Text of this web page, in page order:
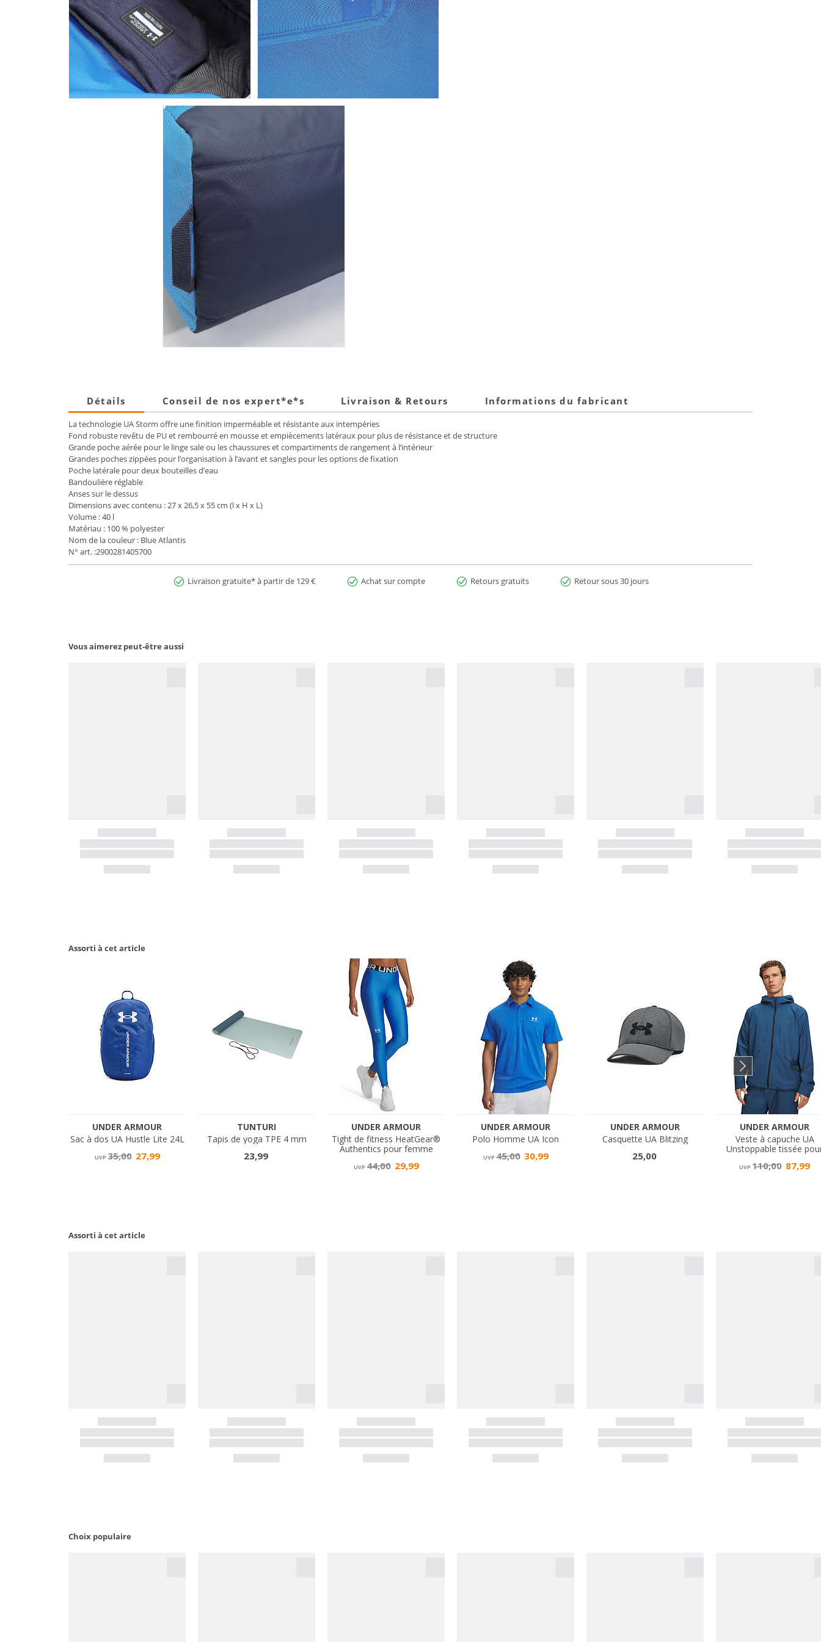
Détails Conseil de nos expert*e*s Livraison & Retours Informations du fabricant
La technologie UA Storm offre une finition imperméable et résistante aux intempéries
Fond robuste revêtu de PU et rembourré en mousse et empiècements latéraux pour plus de résistance et de structure
Grande poche aérée pour le linge sale ou les chaussures et compartiments de rangement à l’intérieur
Grandes poches zippées pour l’organisation à l’avant et sangles pour les options de fixation
Poche latérale pour deux bouteilles d’eau
Bandoulière réglable
Anses sur le dessus
Dimensions avec contenu : 27 x 26,5 x 55 cm (l x H x L)
Volume : 40 l
Matériau : 100 % polyester
Nom de la couleur : Blue Atlantis
N° art. :2900281405700
Livraison gratuite* à partir de 129 € Achat sur compte Retours gratuits Retour sous 30 jours
Vous aimerez peut-être aussi
Assorti à cet article
Assorti à cet article
Choix populaire